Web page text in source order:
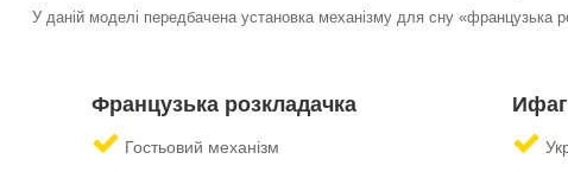
У даній моделі передбачена установка механізму для сну «французька
Французька розкладачка
Гостьовий механізм